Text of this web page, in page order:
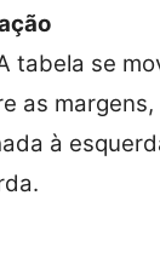
tabela se
as
à